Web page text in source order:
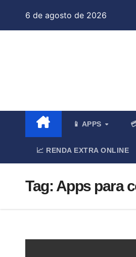
6 de agosto de 2026
📱 APPS
📈 RENDA EXTRA ONLINE
Tag: Apps para